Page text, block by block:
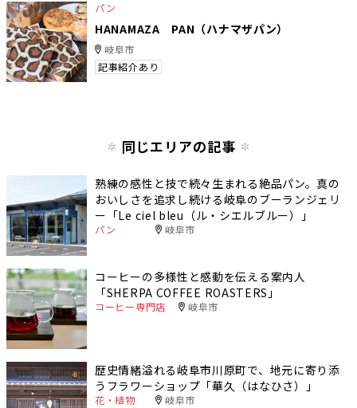
パン
HANAMAZA PAN（ハナマザパン）
岐阜市
記事紹介あり
同じエリアの記事
熟練の感性と技で続々生まれる絶品パン。真の
おいしさを追求し続ける岐阜のブーランジェリ
ー「Le ciel bleu（ル・シエルブルー）」
パン 岐阜市
コーヒーの多様性と感動を伝える案内人
「SHERPA COFFEE ROASTERS」
コーヒー専門店 岐阜市
歴史情緒溢れる岐阜市川原町で、地元に寄り添
うフラワーショップ「華久（はなひさ）」
花・植物 岐阜市